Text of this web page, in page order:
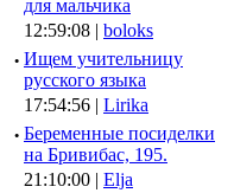
для мальчика
12:59:08 | boloks
· Ищем учительницу
русского языка
17:54:56 | Lirika
· Беременные посиделки
на Бривибас, 195.
21:10:00 | Elja